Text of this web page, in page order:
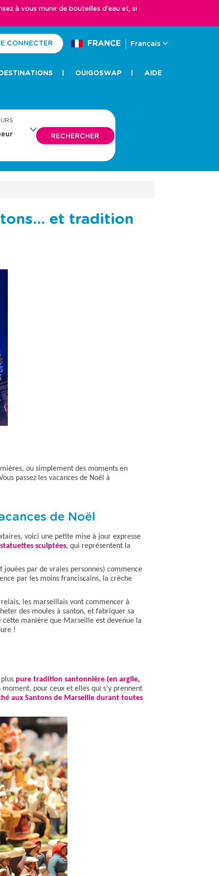
à vous munir de bouteilles d'eau et, si
CONNECTER FRANCE Français
OUIGOSWAP AIDE
RECHERCHER
et tradition
ou simplement des moments en
passez les vacances de Noël à
de Noël
voici une petite mise à jour expresse
sculptées, qui représentent la
par de vraies personnes) commence
par les moins franciscains, la crèche
les marseillais vont commencer à
des moules à santon, et fabriquer sa
cette manière que Marseille est devenue la
!
pure tradition santonnière (en argile,
pour ceux et elles qui s’y prennent
aux Santons de Marseille durant toutes